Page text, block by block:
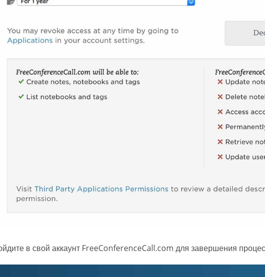
в свой аккаунт FreeConferenceCall.com для завершения